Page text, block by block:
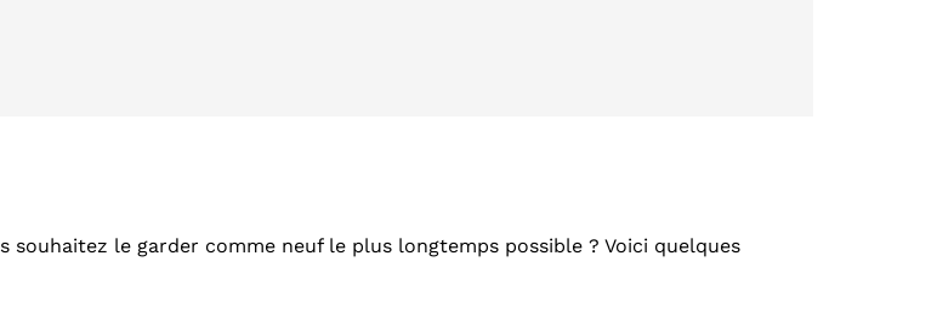
le garder comme neuf le plus longtemps possible ? Voici quelques